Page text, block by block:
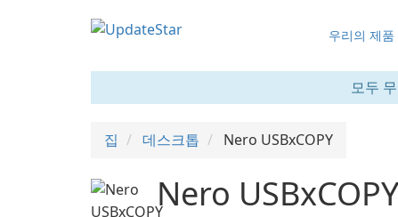
우리의 제품
모두
집 데스크톱 Nero USBxCOPY
Nero